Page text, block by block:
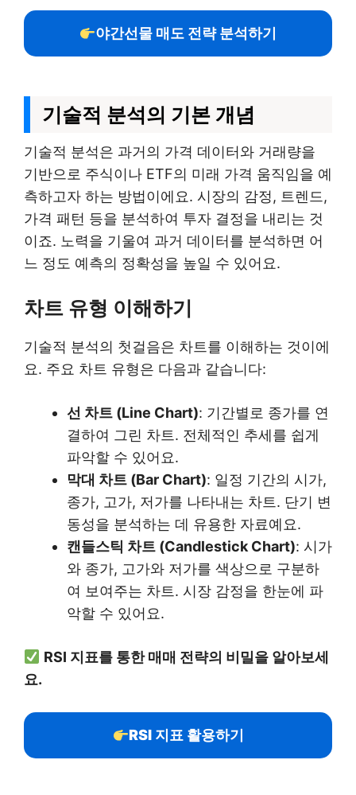
야간선물 매도 전략 분석하기
기술적 분석의 기본 개념
기술적 분석은 과거의 가격 데이터와 거래량을
기반으로 주식이나 ETF의 미래 가격 움직임을 예
측하고자 하는 방법이에요. 시장의 감정, 트렌드,
가격 패턴 등을 분석하여 투자 결정을 내리는 것
이죠. 노력을 기울여 과거 데이터를 분석하면 어
느 정도 예측의 정확성을 높일 수 있어요.
차트 유형 이해하기
기술적 분석의 첫걸음은 차트를 이해하는 것이에
요. 주요 차트 유형은 다음과 같습니다:
선 차트 (Line Chart): 기간별로 종가를 연
결하여 그린 차트. 전체적인 추세를 쉽게
파악할 수 있어요.
막대 차트 (Bar Chart): 일정 기간의 시가,
종가, 고가, 저가를 나타내는 차트. 단기 변
동성을 분석하는 데 유용한 자료예요.
캔들스틱 차트 (Candlestick Chart): 시가
와 종가, 고가와 저가를 색상으로 구분하
여 보여주는 차트. 시장 감정을 한눈에 파
악할 수 있어요.
RSI 지표를 통한 매매 전략의 비밀을 알아보세
요.
RSI 지표 활용하기